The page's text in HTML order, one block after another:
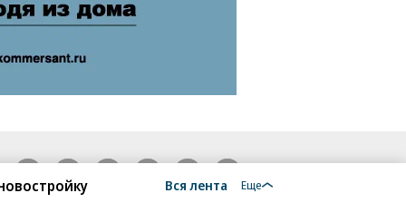
Вся лента Еще18+